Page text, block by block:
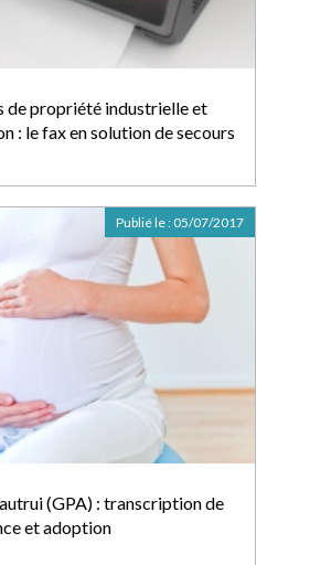
de propriété industrielle et
: le fax en solution de secours
(GPA) : transcription de
et adoption
Publié le : 05/07/2017